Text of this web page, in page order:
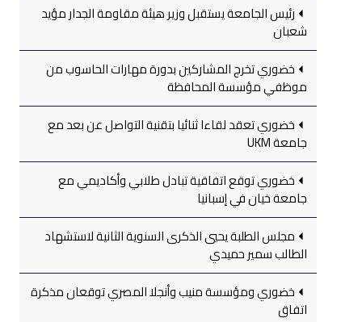
رئيس الجامعة يستقبل وزير هيئة مقاومة الجدار مؤيد
شعبان
خضوري تخرج المشاركين بدورة مهارات الحاسوب من
موظفي مؤسسة المحافظة
خضوري تعقد لقاءا ثنائيا بتقنية التواصل عن بعد مع
جامعة UKM
خضوري توقع اتفاقية تبادل طلابي وأكاديمي مع
جامعة خيان في إسبانيا
مجلس الطلبة يحيي الذكرى السنوية الثانية لاستشهاد
الطالب سمير حميدي
خضوري ومؤسسة منيب وأنجلا المصري توقعان مذكرة
اتفاق